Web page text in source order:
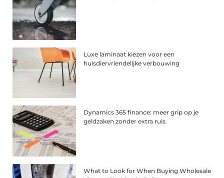
Luxe laminaat kiezen voor een
huisdiervriendelijke verbouwing
Dynamics 365 finance: meer grip op je
geldzaken zonder extra ruis
What to Look for When Buying Wholesale